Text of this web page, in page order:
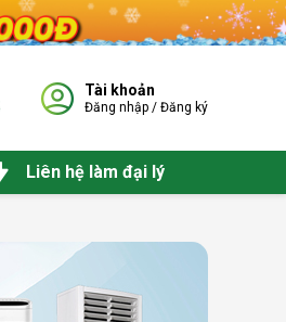
Tài khoản
Đăng nhập / Đăng ký
Liên hệ làm đại lý